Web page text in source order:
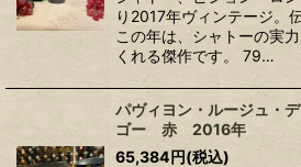
り2017年ヴィンテージ。
この年は、シャトーの実
くれる傑作です。 79…
パヴィヨン・ルージュ・
ゴー 赤 2016年
65,384円(税込)